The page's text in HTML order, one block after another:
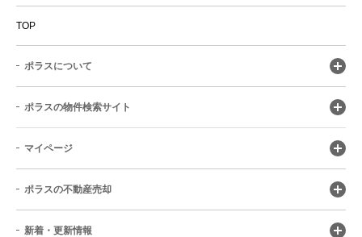
TOP
ポラスについて
ポラスの物件検索サイト
マイページ
ポラスの不動産売却
新着・更新情報